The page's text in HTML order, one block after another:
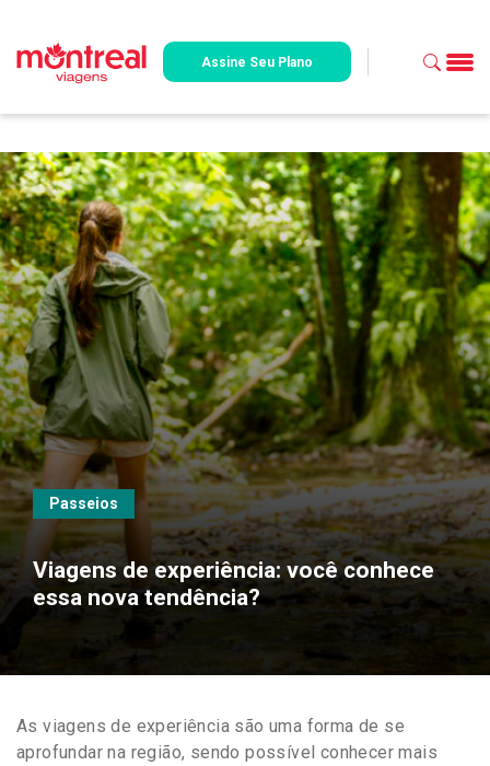
Assine Seu Plano
Passeios
Viagens de experiência: você conhece
essa nova tendência?
As viagens de experiência são uma forma de se
aprofundar na região, sendo possível conhecer mais